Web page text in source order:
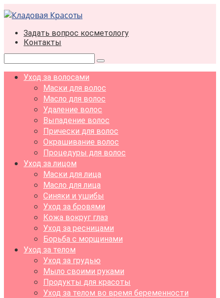
Перейти
к
контентуЗадать вопрос косметологу
Контакты
Поиск:
Уход за волосами
Маски для волос
Масло для волос
Удаление волос
Выпадение волос
Прически для волос
Окрашивание волос
Процедуры для волос
Уход за лицом
Маски для лица
Масло для лица
Синяки и ушибы
Уход за бровями
Кожа вокруг глаз
Уход за ресницами
Борьба с морщинами
Уход за телом
Уход за грудью
Мыло своими руками
Продукты для красоты
Уход за телом во время беременности